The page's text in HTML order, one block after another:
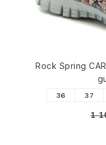
Rock Spring
36 37
1